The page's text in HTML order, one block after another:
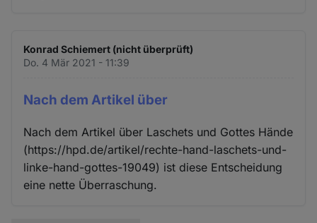
Konrad Schiemert (nicht überprüft)
Do. 4 Mär 2021 - 11:39
Nach dem Artikel über
Nach dem Artikel über Laschets und Gottes Hände
(https://hpd.de/artikel/rechte-hand-laschets-und-
linke-hand-gottes-19049) ist diese Entscheidung
eine nette Überraschung.